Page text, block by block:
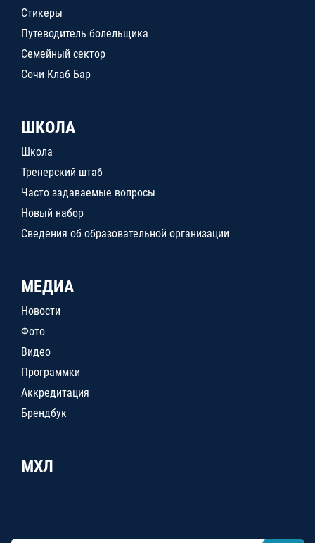
Стикеры
Путеводитель болельщика
Семейный сектор
Сочи Клаб Бар
ШКОЛА
Школа
Тренерский штаб
Часто задаваемые вопросы
Новый набор
Сведения об образовательной организации
МЕДИА
Новости
Фото
Видео
Программки
Аккредитация
Брендбук
МХЛ